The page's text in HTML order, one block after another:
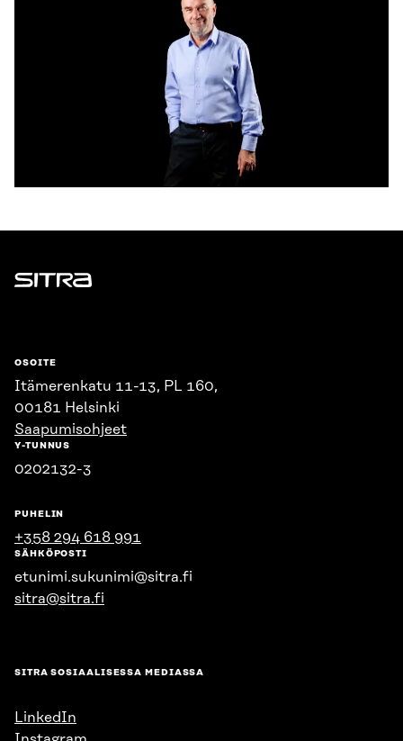
Sitra
OSOITE
Itämerenkatu 11-13, PL 160,
00181 Helsinki
Saapumisohjeet
Y-TUNNUS
0202132-3
PUHELIN
+358 294 618 991
SÄHKÖPOSTI
etunimi.sukunimi@sitra.fi
sitra@sitra.fi
SITRA SOSIAALISESSA MEDIASSA
LinkedIn